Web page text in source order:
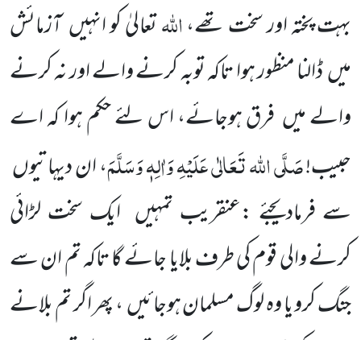
بہت پختہ اور سخت تھے،اللہتعالیٰ کو انہیںآزمائش
میںڈالنا منظور ہوا تاکہ توبہ کرنے والے اور نہ کرنے
والے میں فرق ہوجائے، اس لئے حکم ہوا کہ اے
حبیب!صَلَّی اللہ تَعَالٰی عَلَیْہِ وَاٰلِہٖ وَسَلَّمَ، ان دیہاتیوں
سے فرمادیجئے :عنقریب تمہیں ایک سخت لڑائی
کرنے والی قوم کی طرف بلایا جائے گا تاکہ تم ان سے
جنگکرو یا وہ لوگ مسلمان ہوجائیں، پھر اگر تم بلانے